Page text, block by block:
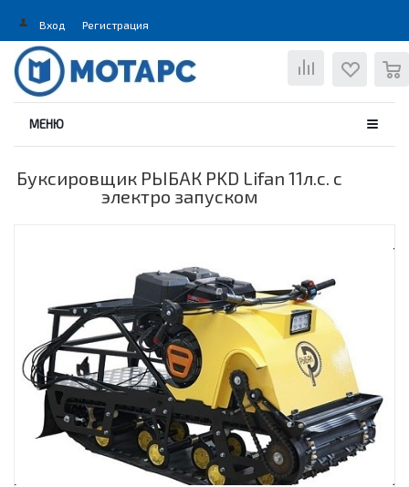
Вход Регистрация
МЕНЮ
Буксировщик РЫБАК PKD Lifan 11л.с. с
электро запуском